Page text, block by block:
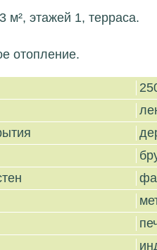
этажей 1, терраса.
отопление.